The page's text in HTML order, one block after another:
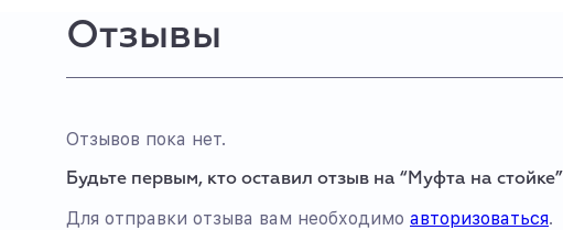
Отзывы
Отзывов пока нет.
Будьте первым, кто оставил отзыв на “Муфта на стойке”
Для отправки отзыва вам необходимо авторизоваться.